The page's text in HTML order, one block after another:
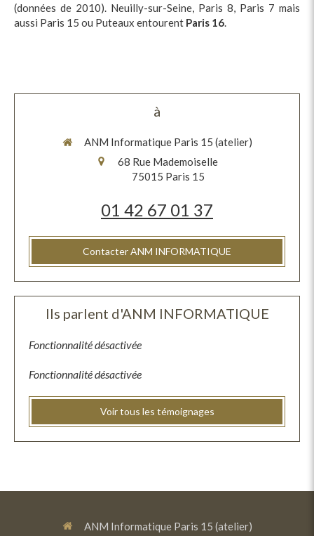
(données de 2010). Neuilly-sur-Seine, Paris 8, Paris 7 mais
aussi Paris 15 ou Puteaux entourent Paris 16.
à
ANM Informatique Paris 15 (atelier)
68 Rue Mademoiselle
75015 Paris 15
01 42 67 01 37
Contacter ANM INFORMATIQUE
Ils parlent d'ANM INFORMATIQUE
Fonctionnalité désactivée
Fonctionnalité désactivée
Voir tous les témoignages
ANM Informatique Paris 15 (atelier)